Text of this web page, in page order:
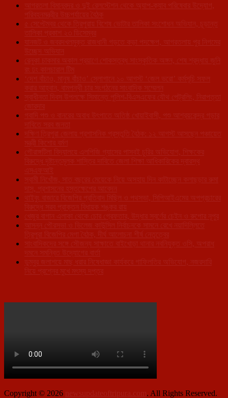
আগরতলা বিমানবন্দর ও দুই রেলস্টেশন থেকে অ্যাপ-ক্যাব পরিষেবার উদ্যোগ,
পরিবহনমন্ত্রীর উচ্চপর্যায়ের বৈঠক
৫ সেপ্টেম্বর থেকে ত্রিপুরায় বিশেষ ভোটার তালিকা সংশোধন অভিযান, চূড়ান্ত
তালিকা প্রকাশ ২৩ ডিসেম্বর
যানজট ও জবরদখলমুক্ত রাজধানী গড়তে কড়া পদক্ষেপ, আগরতলায় পুর নিগমের
উচ্ছেদ অভিযান
রেনুকা চাকমার অকাল প্রয়াণে শোকস্তব্ধ সাংস্কৃতিক অঙ্গন, শেষ শ্রদ্ধায় জুনি
রং ঢং কালচারাল টিম
‘দেশ বাঁচাও, মানুষ বাঁচাও’ স্লোগানে ১০ আগস্ট ‘জেল ভরো’ কর্মসূচি সফল
করার আহ্বান, বামপন্থী চার সংগঠনের সাংবাদিক সম্মেলন
স্বাধীনতা দিবস উপলক্ষে সিমান্তে পুলিশ-বিএসএফের যৌথ পেট্রলিং, নিরাপত্তা
জোরদার
গবাদি পশু ও বানরের অবাধ উৎপাতে অতিষ্ঠ খোয়াইবাসী, পশু আশ্রয়কেন্দ্র গড়ার
দাবিতে সরব জনতা
দক্ষিণ ত্রিপুরা জেলায় প্রশাসনিক প্রস্তুতি বৈঠক: ১২ আগস্ট আসছেন পঞ্চায়েত
মন্ত্রী কিশোর বর্মণ
গৌরাঙ্গটিলা বিদ্যালয়ে এলপিজি গ্যাসের পাসবই চুরির অভিযোগ, শিক্ষকের
বিরুদ্ধে দৃষ্টান্তমূলক শাস্তির দাবিতে জেলা শিক্ষা আধিকারিকের দ্বারস্থ
এসএফআই
স্বামী নিখোঁজ, সাত বছরের মেয়েকে নিয়ে অসহায় দিন কাটাচ্ছেন কলাছড়ার রুমা
দাস, প্রশাসনের হস্তক্ষেপের আবেদন
থাইবুং বাজারে বিজেপির প্রতিবাদ মিছিল ও পথসভা, সিপিআইএমের অপপ্রচারের
বিরুদ্ধে সরব প্রাক্তন বিধায়ক শঙ্কর রায়
খেজুর বাগান এলাকা থেকে চোর গ্রেফতার, উদ্ধার স্বর্ণের চেইন ও রুপোর নূপুর
আসন্ন পৌরসভা ও ভিলেজ কাউন্সিল নির্বাচনকে সামনে রেখে নয়াদিল্লিতে
ত্রিপুরা বিজেপির মেগা বৈঠক, দীর্ঘ আলোচনা শীর্ষ নেতৃত্বের
সাংবাদিকদের সঙ্গে সৌজন্য সাক্ষাতে বাইখোড়া থানার নবনিযুক্ত ওসি, অপরাধ
দমনে সমন্বিত উদ্যোগের বার্তা
ডুম্বুর জলাশয়ে মাছ ধরার নিষেধাজ্ঞা কার্যকরে গাফিলতির অভিযোগ, নজরদারি
নিয়ে প্রশ্নের মুখে মৎস্য দপ্তর
Copyright © 2026 newsupdateoftripura.com. All Rights Reserved.